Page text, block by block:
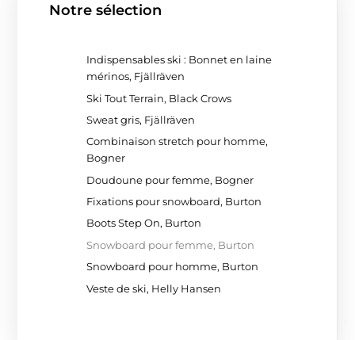
Notre sélection
Indispensables ski : Bonnet en laine
mérinos, Fjällräven
Ski Tout Terrain, Black Crows
Sweat gris, Fjällräven
Combinaison stretch pour homme,
Bogner
Doudoune pour femme, Bogner
Fixations pour snowboard, Burton
Boots Step On, Burton
Snowboard pour femme, Burton
Snowboard pour homme, Burton
Veste de ski, Helly Hansen